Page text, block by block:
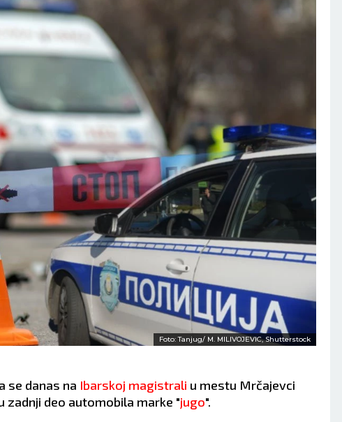
Foto: Tanjug/ M. MILIVOJEVIC, Shutterstock
se danas na Ibarskoj magistrali u mestu Mrčajevci
zadnji deo automobila marke "jugo".